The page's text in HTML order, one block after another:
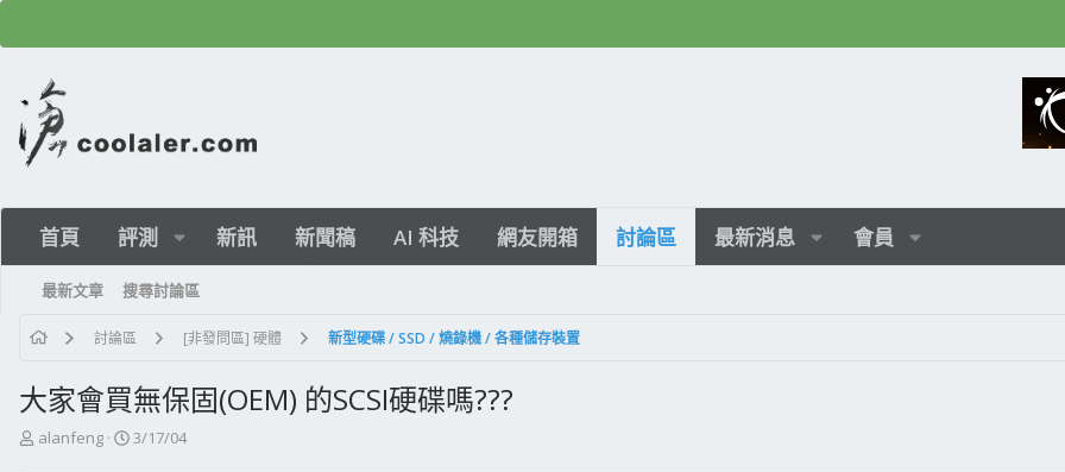
首頁 評測 新訊 新聞稿 AI 科技 網友開箱 討論區 最新消息 會員
最新文章 搜尋討論區
討論區 [非發問區] 硬體 新型硬碟 / SSD / 燒錄機 / 各種儲存裝置
大家會買無保固(OEM) 的SCSI硬碟嗎???
主
alanfeng
開
3/17/04